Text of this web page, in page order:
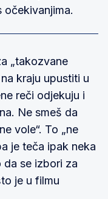
očekivanjima.
„takozvane
kraju upustiti u
reči odjekuju i
Ne smeš da
vole“. To „ne
je teča ipak neka
da se izbori za
je u filmu